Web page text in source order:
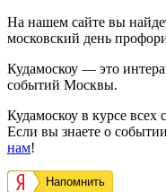
На нашем сайте вы
московский день
Кудамоскоу — это
событий Москвы.
Кудамоскоу в курсе
Если вы знаете о
нам!
Напомнить